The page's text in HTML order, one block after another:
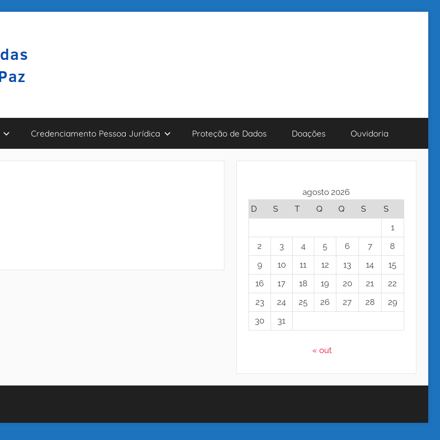
Credenciamento Pessoa Jurídica Proteção de Dados Doações Ouvidoria
agosto 2026
D
S T Q Q S
S
1
2
3 4 5 6 7
8
9
10 11 12 13 14
15
16
17 18 19 20 21
22
23
24 25 26 27 28
29
30
31
« out